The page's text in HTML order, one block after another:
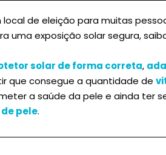
de eleição para muitas
uma exposição solar segura,
solar de forma correta,
que consegue a quantidade de
a saúde da pele e ainda ter
pele.